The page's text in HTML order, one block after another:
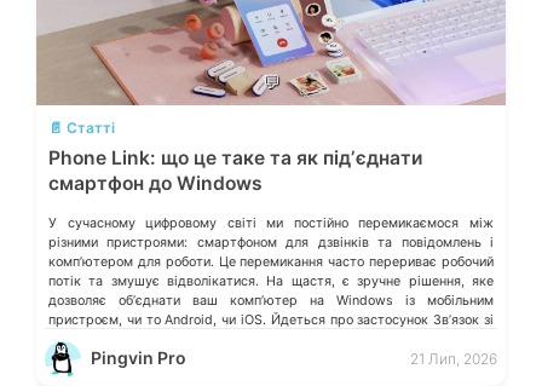
💬
📄 Статті
Phone Link: що це таке та як підʼєднати
смартфон до Windows
У сучасному цифровому світі ми постійно перемикаємося між
різними пристроями: смартфоном для дзвінків та повідомлень і
компʼютером для роботи. Це перемикання часто перериває робочий
потік та змушує відволікатися. На щастя, є зручне рішення, яке
дозволяє обʼєднати ваш компʼютер на Windows із мобільним
пристроєм, чи то Android, чи iOS. Йдеться про застосунок Звʼязок зі
смартфоном (Phone Link) від Microsoft, що перетворює ваш ПК на
своєрідний «міст» до функцій смартфона.
Pingvin Pro 21 Лип, 2026